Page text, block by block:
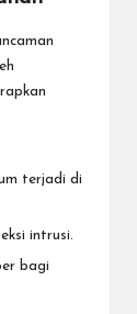
terjadi di
intrusi.
bagi